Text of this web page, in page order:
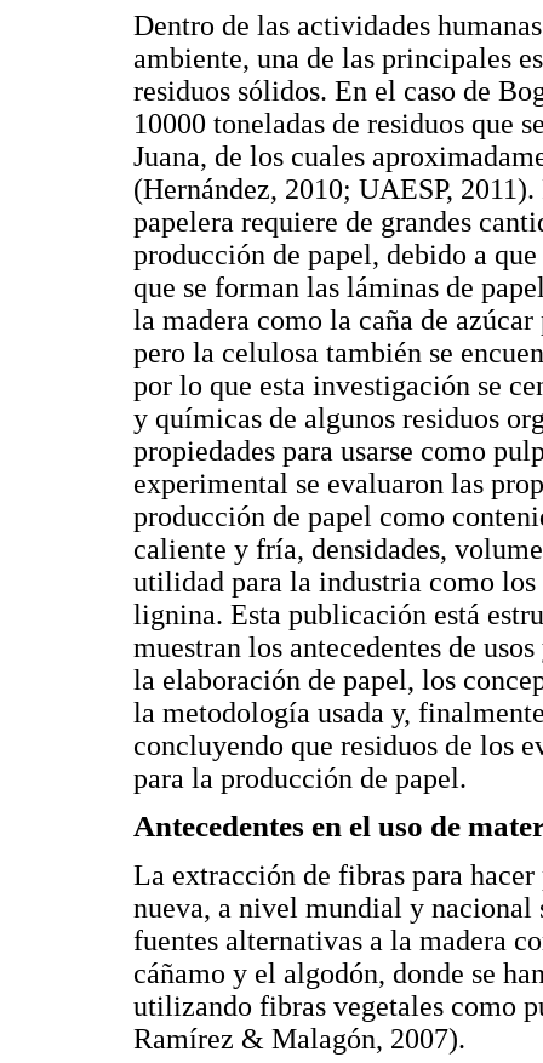
Dentro de las actividades
ambiente, una de las principales
residuos sólidos. En el caso de
10000 toneladas de residuos que
Juana, de los cuales
(Hernández, 2010; UAESP,
papelera requiere de grandes
producción de papel, debido a
que se forman las láminas de
la madera como la caña de
pero la celulosa también se
por lo que esta investigación se
y químicas de algunos residuos
propiedades para usarse como
experimental se evaluaron las
producción de papel como
caliente y fría, densidades,
utilidad para la industria como
lignina. Esta publicación está
muestran los antecedentes de
la elaboración de papel, los
la metodología usada y,
concluyendo que residuos de los
para la producción de papel.
Antecedentes en el uso de
La extracción de fibras para
nueva, a nivel mundial y nacional
fuentes alternativas a la madera
cáñamo y el algodón, donde se
utilizando fibras vegetales como
Ramírez & Malagón, 2007).